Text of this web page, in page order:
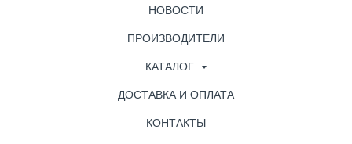
НОВОСТИ
ПРОИЗВОДИТЕЛИ
КАТАЛОГ
ДОСТАВКА И ОПЛАТА
КОНТАКТЫ